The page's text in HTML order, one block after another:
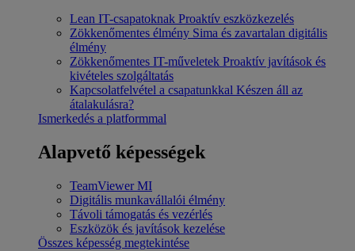
Lean IT-csapatoknak Proaktív eszközkezelés
Zökkenőmentes élmény Sima és zavartalan digitális
élmény
Zökkenőmentes IT-műveletek Proaktív javítások és
kivételes szolgáltatás
Kapcsolatfelvétel a csapatunkkal Készen áll az
átalakulásra?
Ismerkedés a platformmal
Alapvető képességek
TeamViewer MI
Digitális munkavállalói élmény
Távoli támogatás és vezérlés
Eszközök és javítások kezelése
Összes képesség megtekintése